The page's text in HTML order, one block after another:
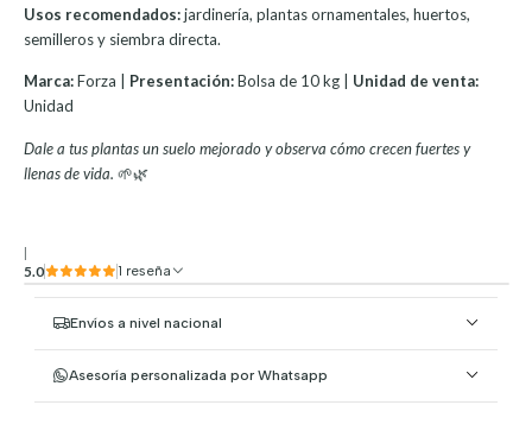
Usos recomendados:jardinería, plantas ornamentales, huertos,
semilleros y siembra directa.
Marca:Forza | Presentación:Bolsa de 10 kg | Unidad de venta:
Unidad
Dale a tus plantas un suelo mejorado y observa cómo crecen fuertes y
llenas de vida. 🌱🌿
5.0 1 reseña
Envíos a nivel nacional
Asesoría personalizada por Whatsapp